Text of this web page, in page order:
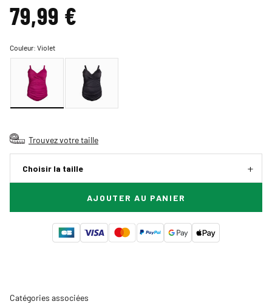
79,99 €
Couleur:Violet
Trouvez votre taille
Choisir la taille
AJOUTER AU PANIER
Catégories associées